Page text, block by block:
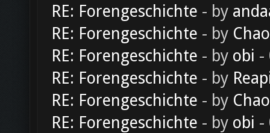
RE: Forengeschichte - by
RE: Forengeschichte - by
RE: Forengeschichte - by obi -
RE: Forengeschichte - by
RE: Forengeschichte - by
RE: Forengeschichte - by obi -